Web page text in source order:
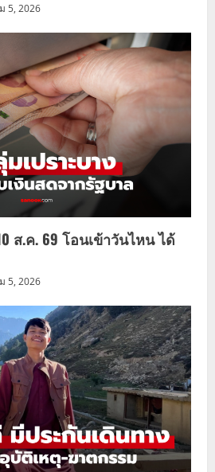
5, 2026
ส.ค. 69 โอนเข้าวันไหน ได้
5, 2026